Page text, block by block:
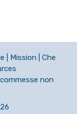
Mission
Che
non